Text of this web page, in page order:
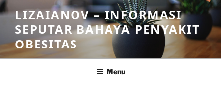
Skip
to
content
LIZAIANOV – INFORMASI
SEPUTAR BAHAYA PENYAKIT
OBESITAS
Menu